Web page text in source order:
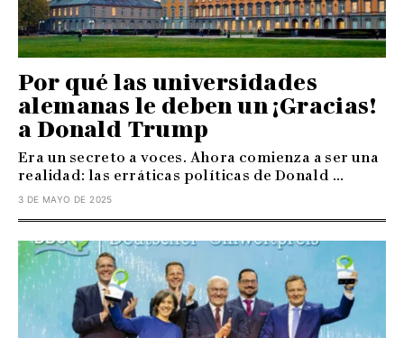
Por qué las universidades
alemanas le deben un ¡Gracias!
a Donald Trump
Era un secreto a voces. Ahora comienza a ser una
realidad: las erráticas políticas de Donald ...
3 DE MAYO DE 2025